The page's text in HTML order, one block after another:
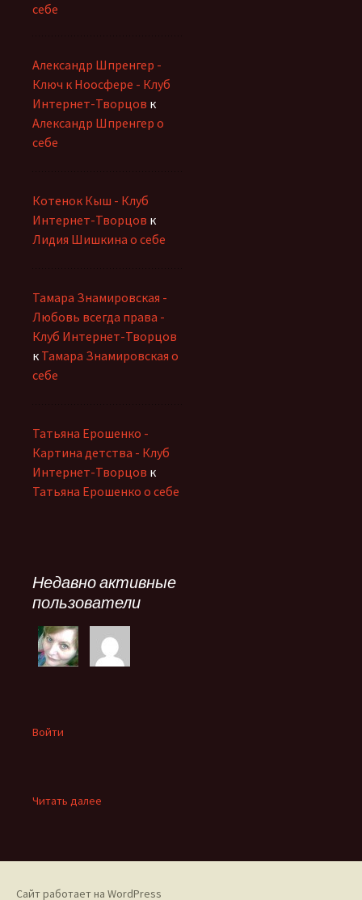
себе
Александр Шпренгер -
Ключ к Ноосфере - Клуб
Интернет-Творцов к
Александр Шпренгер о
себе
Котенок Кыш - Клуб
Интернет-Творцов к
Лидия Шишкина о себе
Тамара Знамировская -
Любовь всегда права -
Клуб Интернет-Творцов
к Тамара Знамировская о
себе
Татьяна Ерошенко -
Картина детства - Клуб
Интернет-Творцов к
Татьяна Ерошенко о себе
Недавно активные
пользователи
Войти
Читать далее
Сайт работает на WordPress